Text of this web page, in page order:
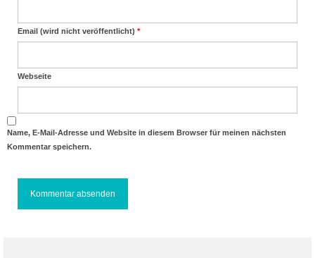
Email (wird nicht veröffentlicht) *
Webseite
Name, E-Mail-Adresse und Website in diesem Browser für meinen nächsten
Kommentar speichern.